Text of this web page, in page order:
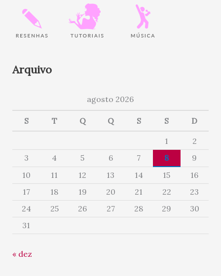
Arquivo
agosto 2026
S T Q Q S S D
1
2
3
4 5 6 7 8
9
10
11 12 13 14 15
16
17
18 19 20 21 22
23
24
25 26 27 28 29
30
31
« dez